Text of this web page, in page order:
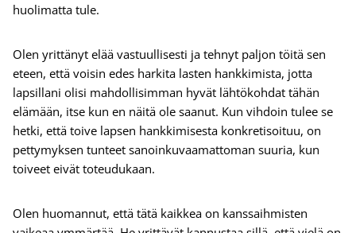
huolimatta tule.
Olen yrittänyt elää vastuullisesti ja tehnyt paljon töitä sen
eteen, että voisin edes harkita lasten hankkimista, jotta
lapsillani olisi mahdollisimman hyvät lähtökohdat tähän
elämään, itse kun en näitä ole saanut. Kun vihdoin tulee se
hetki, että toive lapsen hankkimisesta konkretisoituu, on
pettymyksen tunteet sanoinkuvaamattoman suuria, kun
toiveet eivät toteudukaan.
Olen huomannut, että tätä kaikkea on kanssaihmisten